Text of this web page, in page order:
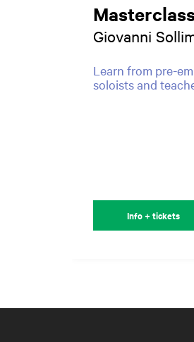
Giovanni
Learn from pre-
soloists and
Info + tickets